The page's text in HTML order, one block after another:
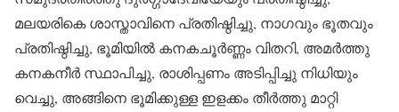
മലയരികെ ശാസ്താവിനെ പ്രതിഷ്ഠിച്ചു, നാഗവും ഭൂതവും
പ്രതിഷ്ഠിച്ചു, ഭൂമിയിൽ കനകചൂർണ്ണം വിതറി, അമർത്തു
കനകനീർ സ്ഥാപിച്ചു, രാശിപ്പണം അടിപ്പിച്ചു നിധിയും
വെച്ചു, അങ്ങിനെ ഭൂമിക്കുള്ള ഇളക്കം തീർത്തു മാറ്റി